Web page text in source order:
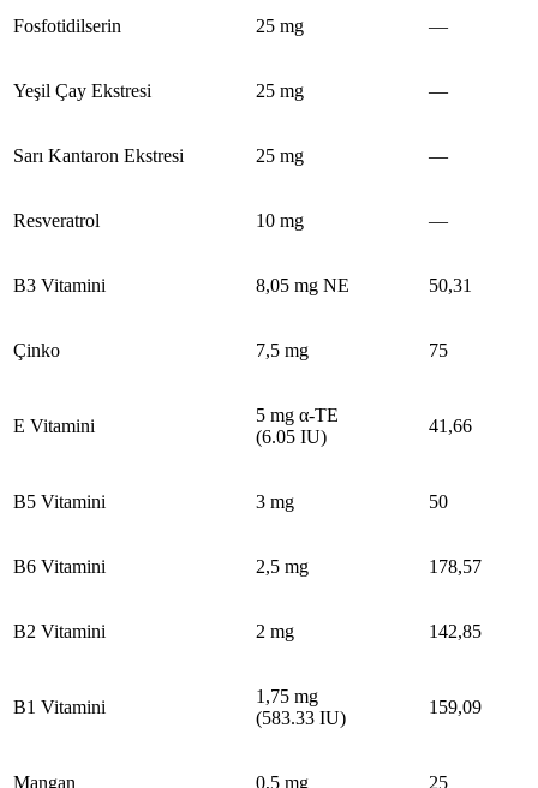
Fosfotidilserin 25 mg —
Yeşil Çay Ekstresi 25 mg —
Sarı Kantaron Ekstresi 25 mg —
Resveratrol 10 mg —
B3 Vitamini 8,05 mg NE 50,31
Çinko 7,5 mg 75
E Vitamini
5 mg α-TE
(6.05 IU)
41,66
B5 Vitamini 3 mg 50
B6 Vitamini 2,5 mg 178,57
B2 Vitamini 2 mg 142,85
B1 Vitamini
1,75 mg
(583.33 IU)
159,09
Mangan 0,5 mg 25